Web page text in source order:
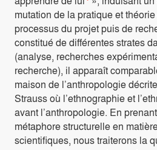
mutation de la pratique et
processus du projet puis de
constitué de différentes strates
(analyse, recherches
recherche), il apparaît
maison de l’anthropologie
Strauss où l’ethnographie et
avant l’anthropologie. En
métaphore structurelle en
scientifiques, nous traiterons la